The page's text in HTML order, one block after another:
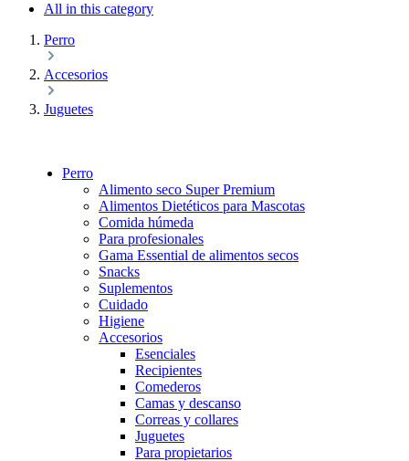
All in this category
Perro
Accesorios
Juguetes
Perro
Alimento seco Super Premium
Alimentos Dietéticos para Mascotas
Comida húmeda
Para profesionales
Gama Essential de alimentos secos
Snacks
Suplementos
Cuidado
Higiene
Accesorios
Esenciales
Recipientes
Comederos
Camas y descanso
Correas y collares
Juguetes
Para propietarios